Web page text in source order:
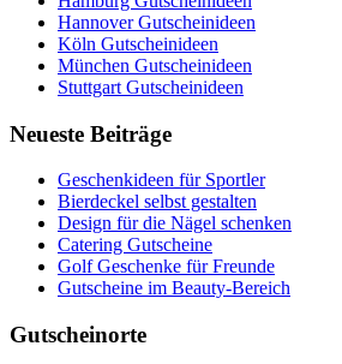
Hannover Gutscheinideen
Köln Gutscheinideen
München Gutscheinideen
Stuttgart Gutscheinideen
Neueste Beiträge
Geschenkideen für Sportler
Bierdeckel selbst gestalten
Design für die Nägel schenken
Catering Gutscheine
Golf Geschenke für Freunde
Gutscheine im Beauty-Bereich
Gutscheinorte